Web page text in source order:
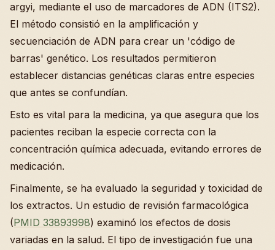
argyi, mediante el uso de marcadores de ADN (ITS2).
El método consistió en la amplificación y
secuenciación de ADN para crear un 'código de
barras' genético. Los resultados permitieron
establecer distancias genéticas claras entre especies
que antes se confundían.
Esto es vital para la medicina, ya que asegura que los
pacientes reciban la especie correcta con la
concentración química adecuada, evitando errores de
medicación.
Finalmente, se ha evaluado la seguridad y toxicidad de
los extractos. Un estudio de revisión farmacológica
(PMID 33893998) examinó los efectos de dosis
variadas en la salud. El tipo de investigación fue una